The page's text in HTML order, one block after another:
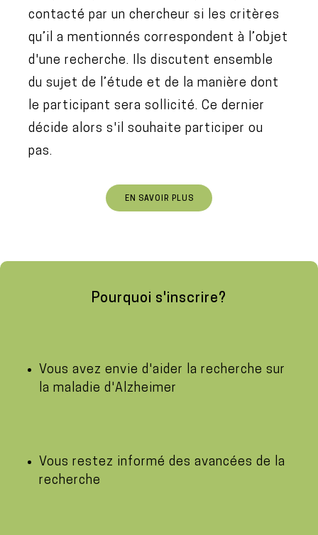
contacté par un chercheur si les critères
qu’il a mentionnés correspondent à l’objet
d'une recherche. Ils discutent ensemble
du sujet de l’étude et de la manière dont
le participant sera sollicité. Ce dernier
décide alors s'il souhaite participer ou
pas.
EN SAVOIR PLUS
Pourquoi s'inscrire?
Vous avez envie d'aider la recherche sur
la maladie d'Alzheimer
Vous restez informé des avancées de la
recherche